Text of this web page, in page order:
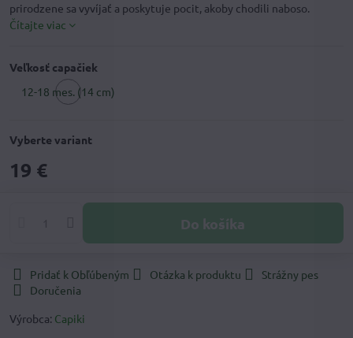
prirodzene sa vyvíjať a poskytuje pocit, akoby chodili naboso.
Čítajte viac
Veľkosť capačiek
12-18 mes. (14 cm)
Vyberte variant
19 €
Do košíka
Pridať k Obľúbeným Otázka k produktu
Strážny pes
Doručenia
Výrobca: Capiki